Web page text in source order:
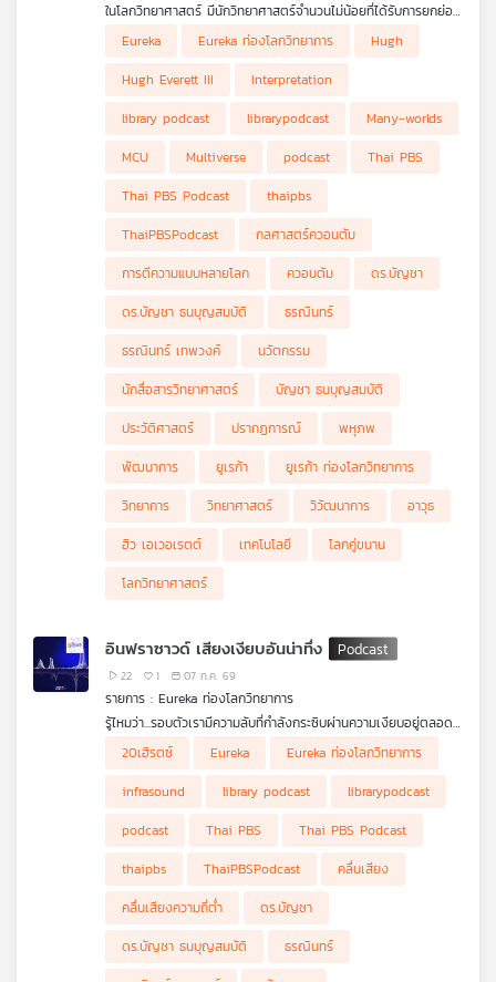
ในโลกวิทยาศาสตร์ มีนักวิทยาศาสตร์จำนวนไม่น้อยที่ได้รับการยกย่อง
ตั้งแต่ยังมีชีวิตอยู่ แต่ก็มีบางคนที่ชะตากรรมแตกต่างออกไป พวก
เขาเสนอแนวคิดที่ล้ำหน้าเกินกว่ายุคสมัยจนถูกมองว่าเป็นคนเพ้อฝัน
ถูกวิพากษ์วิจารณ์อย่างรุนแรง หรือแม้กระทั่งถูกตราหน้าว่าไม่เข้าใจ
สิ่งที่ตนเองกำลังศึกษา ทว่ากาลเวลาผ่านไป แนวคิดเหล่านั้นกลับได้
รับการยอมรับ และกลายเป็นส่วนหนึ่งขององค์ความรู้สำคัญของ
มนุษยชาติ ในรายการ Eureka ท่องโลกวิทยาการ ตอนนี้ ดร.บัญชา
ธนบุญสมบัติ จะพาคุณปรู้จักชีวิตและผลงานของ ฮิว เอเวอเรตต์ ที่
3 (Hugh Everett III) นักฟิสิกส์ชาวอเมริกันผู้เสนอแนวคิดอันโด่งดัง
ที่เรียกว่า 'การตีความแบบหลายโลก' (Many-worlds
ที่แปลก พิสดาร และชวนให้ตั้งคำถามต่อธรรมชาติของความเป็นจริง
เทียบเคียงได้กับแนวคิดเกี่ยวกับ 'พหุภพ (Multiverse)' ในนิยาย
นักฟิสิกส์คนหนึ่งเท่านั้น แต่ยังเป็นบทเรียนสำคัญเกี่ยวกับธรรมชาติ
ที่ว่าความจริงทางวิทยาศาสตร์นั้น บางครั้งอาจต้องใช้เวลาหลายสิบ
วิทยาการ Ep.นี้ เราจะสำรวจชีวิตอันน่าทึ่งของชายผู้เคยถูกดูหมิ่นว่า
หนึ่งในแนวคิดที่ทรงอิทธิพลที่สุดของฟิสิกส์สมัยใหม่
Eureka Eureka ท่องโลกวิทยาการ
Hugh
Hugh Everett III
Interpretation
library podcast
librarypodcast
Many-worlds
MCU
Multiverse podcast
Thai PBS
Thai PBS Podcast
thaipbs
ThaiPBSPodcast
กลศาสตร์ควอนตัม
การตีความแบบหลายโลก
ควอนตัม
ดร.บัญชา
ดร.บัญชา ธนบุญสมบัติ
ธรณินทร์
ธรณินทร์ เทพวงค์
นวัตกรรม
นักสื่อสารวิทยาศาสตร์
บัญชา ธนบุญสมบัติ
ประวัติศาสตร์
ปรากฏการณ์
พหุภพ
พัฒนาการ
ยูเรก้า
ยูเรก้า ท่องโลกวิทยาการ
วิทยาการ
วิทยาศาสตร์ วิวัฒนาการ
อาวุธ
ฮิว เอเวอเรตต์
เทคโนโลยี
โลกคู่ขนาน
โลกวิทยาศาสตร์
อินฟราซาวด์ เสียงเงียบอันน่าทึ่ง
22 1 07 ก.ค. 69
รายการ : Eureka ท่องโลกวิทยาการ
รู้ไหมว่า...รอบตัวเรามีความลับที่กำลังกระซิบผ่านความเงียบอยู่ตลอด
เวลา ? ในความเป็นจริงโลกใบนี้ไม่ได้เงียบอย่างที่เราคิดแต่มี “เสียง”
ที่ทรงพลังอย่างยิ่งซ่อนอยู่เพียงแต่มันเป็นเสียงที่หูของมนุษย์ไม่มีวัน
ได้ยิน นั่นคือ อินฟราซาวด์ (Infrasound) คลื่นเสียงความถี่ต่ำพิเศษ
ที่ต่ำกว่า 20 เฮิรตซ์ ซึ่งมีความสามารถในการเดินทางได้ไกลอย่าง
เหลือเชื่อข้ามโลก อินฟราซาวด์มีต้นกำเนิดมาจากทั้งปรากฏการณ์
ธรรมชาติระดับมหึมาอย่างภูเขาไฟปะทุ แผ่นดินไหว พายุฟ้าคะนอง
แสงออโรรา ไปจนถึงกิจกรรมของมนุษย์อย่างเครื่องบินเหนือเสียง
และการปล่อยจรวด
ใน Eureka Ep. นี้ ดร.บัญชา ธนบุญสมบัติ จะพาทุกท่านดำดิ่งไปเจาะ
ลึกมิติต่างๆ ที่น่าทึ่งของอินฟราซาวด์ ไม่ว่าจะเป็นการตรวจจับการ
ทดลองอาวุธนิวเคลียร์ระดับโลก ความลับของสัตว์ยักษ์ใหญ่อย่างช้าง
แอฟริกาและวาฬสีน้ำเงินที่ใช้เสียงนี้สื่อสารกันข้ามมหาสมุทร รวมถึง
พาไปดูเทคโนโลยีการตรวจจับ ผลกระทบที่เสียงนี้อาจมีต่อร่างกาย
มนุษย์ และความเป็นไปได้ในการใช้คลื่นเสียงนี้เพื่อถอดรหัสโครงสร้าง
ภายในของดาวเคราะห์ดวงอื่น เตรียมหูของคุณให้พร้อม (แม้จะไม่
ได้ยิน) แล้วไปร่วมเปิดโลกวิทยาการที่ซ่อนอยู่หลังความเงียบใน Ep. นี้
20เฮิรตซ์ Eureka
Eureka ท่องโลกวิทยาการ
infrasound
library podcast
librarypodcast
podcast
Thai PBS
Thai PBS Podcast
thaipbs
ThaiPBSPodcast
คลื่นเสียง
คลื่นเสียงความถี่ต่ำ
ดร.บัญชา
ดร.บัญชา ธนบุญสมบัติ
ธรณินทร์